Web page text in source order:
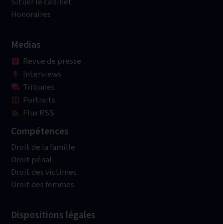
Honoraires
Medias
article Revue de presse
mic Interviews
question_answer Tribunes
portrait Portraits
rss_feed Flux RSS
Compétences
Droit de la famille
Droit pénal
Droit des victimes
Droit des femmes
Dispositions légales